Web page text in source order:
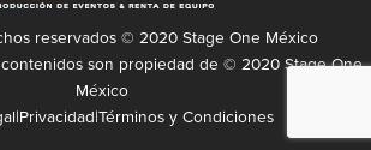
reservados © 2020 Stage One México
contenidos son propiedad de © 2020 Stage One
México
|Privacidad|Términos y Condiciones